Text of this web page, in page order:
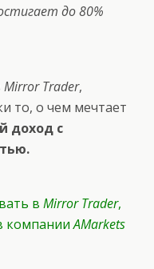
до 80%
Mirror Trader,
то, о чем мечтает
доход с
в Mirror Trader,
компанииAMarkets